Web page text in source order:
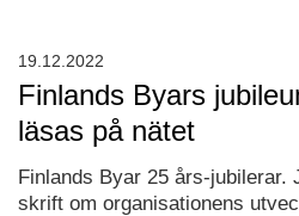
Finlands Byars
läsas på nätet
Finlands Byar 25 års-jubilerar.
skrift om organisationens
19.12.2022